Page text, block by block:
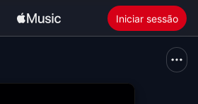
Iniciar sessão